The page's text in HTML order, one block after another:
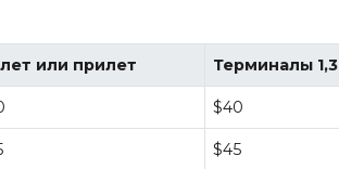
или прилет Терминалы 1,3
$40
$45